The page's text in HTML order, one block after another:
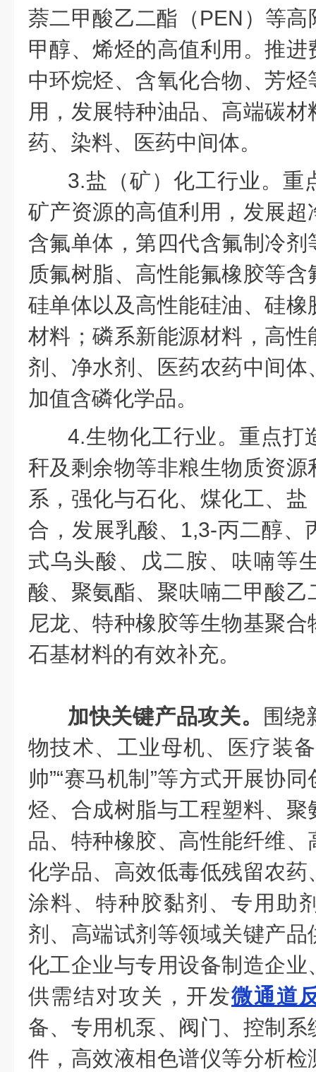
萘二甲酸乙二酯（PEN）等
甲醇、烯烃的高值利用。推
中环烷烃、含氧化合物、芳
用，发展特种油品、高端碳
药、染料、医药中间体。
3.盐（矿）化工行业。重
矿产资源的高值利用，发展
含氟单体，第四代含氟制冷
质氟树脂、高性能氟橡胶等
硅单体以及高性能硅油、硅
材料；磷系新能源材料，高
剂、净水剂、医药农药中间
加值含磷化学品。
4.生物化工行业。重点打
秆及剩余物等非粮生物质资
系，强化与石化、煤化工、
合，发展乳酸、1,3-丙二醇、
式乌头酸、戊二胺、呋喃等
酸、聚氨酯、聚呋喃二甲酸
尼龙、特种橡胶等生物基聚
石基材料的有效补充。
加快关键产品攻关。
围绕
物技术、工业母机、医疗装
帅”“赛马机制”等方式开展协
烃、合成树脂与工程塑料、
品、特种橡胶、高性能纤维
化学品、高效低毒低残留农
涂料、特种胶黏剂、专用助
剂、高端试剂等领域关键产
化工企业与专用设备制造企
供需结对攻关，开发微通道
备、专用机泵、阀门、控制
件，高效液相色谱仪等分析